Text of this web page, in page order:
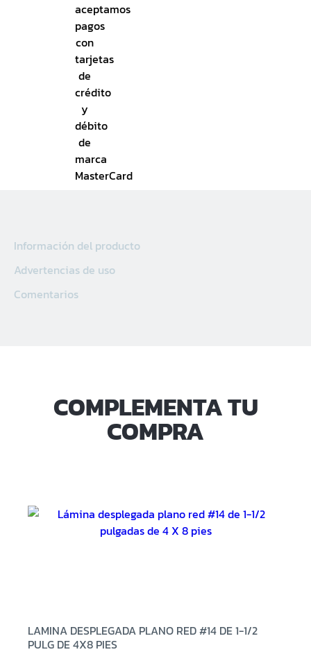
Información del producto
Advertencias de uso
Comentarios
COMPLEMENTA TU
COMPRA
LAMINA DESPLEGADA PLANO RED #14 DE 1-1/2
PULG DE 4X8 PIES